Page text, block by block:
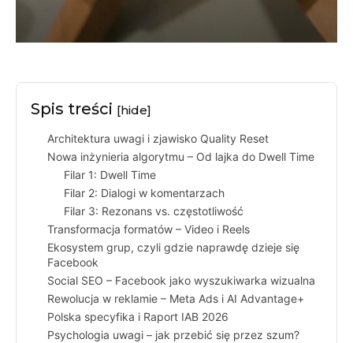
Spis treści [hide]
Architektura uwagi i zjawisko Quality Reset
Nowa inżynieria algorytmu – Od lajka do Dwell Time
Filar 1: Dwell Time
Filar 2: Dialogi w komentarzach
Filar 3: Rezonans vs. częstotliwość
Transformacja formatów – Video i Reels
Ekosystem grup, czyli gdzie naprawdę dzieje się
Facebook
Social SEO – Facebook jako wyszukiwarka wizualna
Rewolucja w reklamie – Meta Ads i AI Advantage+
Polska specyfika i Raport IAB 2026
Psychologia uwagi – jak przebić się przez szum?